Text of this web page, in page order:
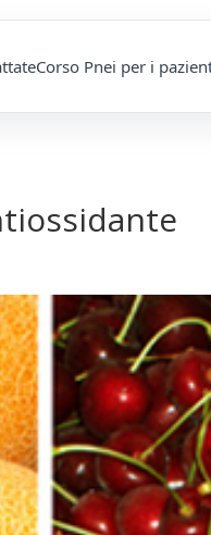
Corso Pnei per i